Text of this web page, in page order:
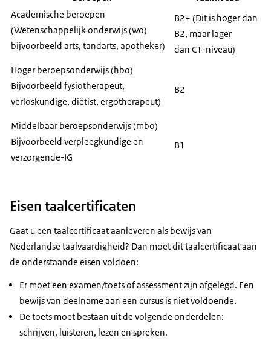
Nederlandstalige vervolgopleiding.
Een behaald taalcertificaat dat niet (volledig) aan de
eisen voldoet (bijvoorbeeld omdat het ouder is dan
Nederlandse taal moest gebruiken.
Voorbeelden van andere bewijzen van
Een inburgeringsdiploma van de Wet Inburgering.
Alleen werkervaring waar Nederlands werd
afgeronde opleiding in de Nederlandse taal.
Alleen basisonderwijs óf alleen middelbaar
onderwijs in de Nederlandse taal gevolgd en
afgerond.
Een deelname certificaat voor een cursus
Nederlandse taal zonder dat er een toets/examen is
afgelegd.
Academische beroepen
(Wetenschappelijk onderwijs (wo)
bijvoorbeeld arts, tandarts, apotheker)
B2+ (Dit is hoger dan
B2, maar lager
dan C1-niveau)
Hoger beroepsonderwijs (hbo)
Bijvoorbeeld fysiotherapeut,
verloskundige, diëtist, ergotherapeut)
B2
Middelbaar beroepsonderwijs (mbo)
Bijvoorbeeld verpleegkundige en
verzorgende-IG
B1
Eisen taalcertificaten
Gaat u een taalcertificaat aanleveren als bewijs van
Nederlandse taalvaardigheid? Dan moet dit taalcertificaat aan
de onderstaande eisen voldoen:
Er moet een examen/toets of assessment zijn afgelegd. Een
bewijs van deelname aan een cursus is niet voldoende.
De toets moet bestaan uit de volgende onderdelen:
schrijven, luisteren, lezen en spreken.